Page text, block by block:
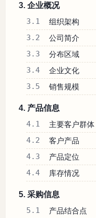
3. 企业概况
3.1 组织架构
3.2 公司简介
3.3 分布区域
3.4 企业文化
3.5 销售规模
4. 产品信息
4.1 主要客户群体
4.2 客户产品
4.3 产品定位
4.4 库存情况
5. 采购信息
5.1 产品结合点